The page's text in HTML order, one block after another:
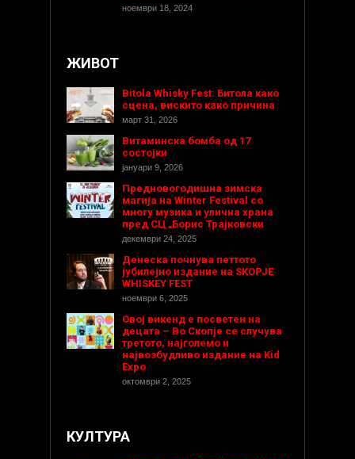
ноември 18, 2024
ЖИВОТ
Bitola Whisky Fest: Битола како
сцена, вискито како причина
март 31, 2026
Витаминска бомба од 17
состојки
јануари 9, 2026
Предновогодишнa зимска
магија на Winter Festival со
многу музика и улична храна
пред СЦ „Борис Трајковски
декември 24, 2025
Денеска почнува петтото
јубилејно издание на SKOPJE
WHISKEY FEST
ноември 6, 2025
Овој викенд е посветен на
децата – Во Скопје се случува
третото, најголемо и
највозбудливо издание на Kid
Expo
октомври 2, 2025
КУЛТУРА